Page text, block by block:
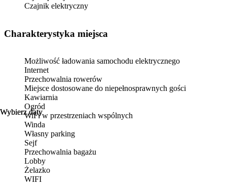
Wybierz daty
Wybierz daty
Czajnik elektryczny
Charakterystyka miejsca
Możliwość ładowania samochodu elektrycznego
Internet
Przechowalnia rowerów
Miejsce dostosowane do niepełnosprawnych gości
Kawiarnia
Ogród
WiFi w przestrzeniach wspólnych
Winda
Własny parking
Sejf
Przechowalnia bagażu
Lobby
Żelazko
WIFI